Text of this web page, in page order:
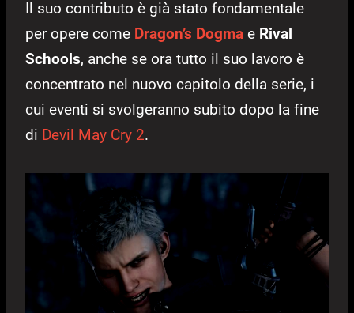
Il suo contributo è già stato fondamentale
per opere come Dragon’s Dogma e Rival
Schools, anche se ora tutto il suo lavoro è
concentrato nel nuovo capitolo della serie, i
cui eventi si svolgeranno subito dopo la fine
di Devil May Cry 2.